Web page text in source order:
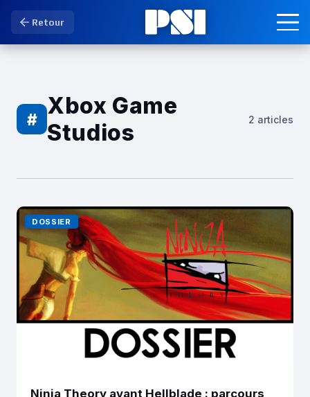
Retour
# Xbox Game
Studios
2 articles
DOSSIER
Ninja Theory avant Hellblade : parcours